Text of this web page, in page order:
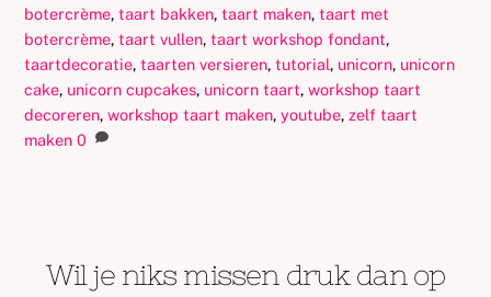
botercrème,taart bakken,taart maken,taart met
botercrème,taart vullen,taart workshop fondant,
taartdecoratie,taarten versieren,tutorial, unicorn, unicorn
cake, unicorn cupcakes, unicorn taart,workshop taart
decoreren,workshop taart maken,youtube,zelf taart
maken 0
Wil je niks missen druk dan op